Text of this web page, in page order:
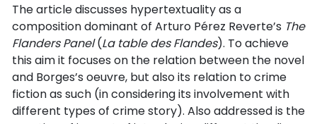
The article discusses hypertextuality as a
composition dominant of Arturo Pérez Reverte’s The
Flanders Panel(La table des Flandes). To achieve
this aim it focuses on the relation between the novel
and Borges’s oeuvre, but also its relation to crime
fiction as such (in considering its involvement with
different types of crime story). Also addressed is the